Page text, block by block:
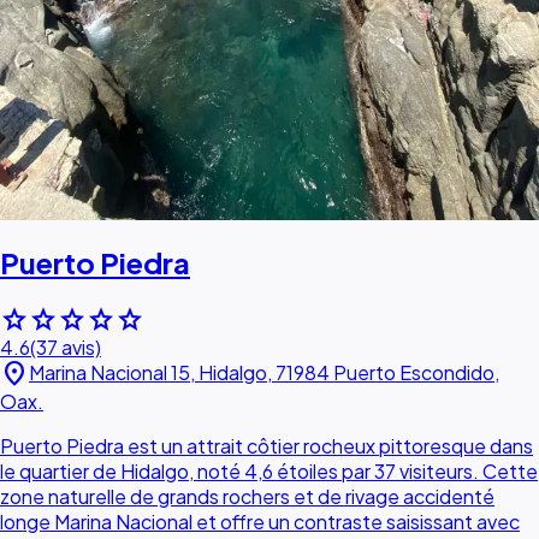
Puerto Piedra
starstarstarstarstar
4.6(37 avis)
location_on Marina Nacional 15, Hidalgo, 71984 Puerto Escondido,
Oax.
Puerto Piedra est un attrait côtier rocheux pittoresque dans
le quartier de Hidalgo, noté 4,6 étoiles par 37 visiteurs. Cette
zone naturelle de grands rochers et de rivage accidenté
longe Marina Nacional et offre un contraste saisissant avec